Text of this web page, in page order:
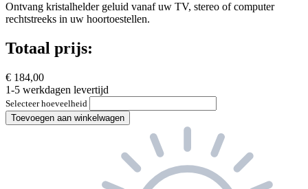
Ontvang kristalhelder geluid vanaf uw TV, stereo of computer
rechtstreeks in uw hoortoestellen.
Totaal prijs:
€ 184,00
1-5 werkdagen levertijd
Selecteer hoeveelheid
Toevoegen aan winkelwagen